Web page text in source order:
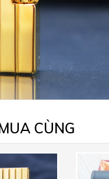
CÙNG